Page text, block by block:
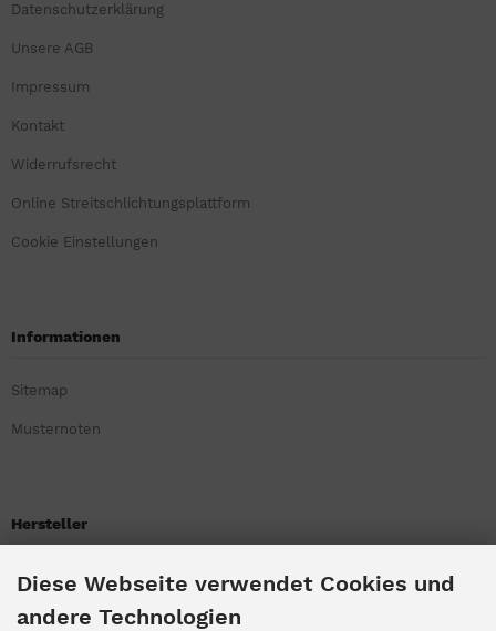
Datenschutzerklärung
Unsere AGB
Impressum
Kontakt
Widerrufsrecht
Online Streitschlichtungsplattform
Cookie Einstellungen
Informationen
Sitemap
Musternoten
Hersteller
Bitte wählen
Diese Webseite verwendet Cookies und
andere Technologien